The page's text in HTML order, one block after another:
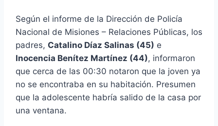
Según el informe de la Dirección de Policía
Nacional de Misiones – Relaciones Públicas, los
padres, Catalino Díaz Salinas (45) e
Inocencia Benítez Martínez (44), informaron
que cerca de las 00:30 notaron que la joven ya
no se encontraba en su habitación. Presumen
que la adolescente habría salido de la casa por
una ventana.